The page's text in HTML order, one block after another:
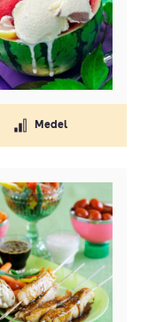
Medel